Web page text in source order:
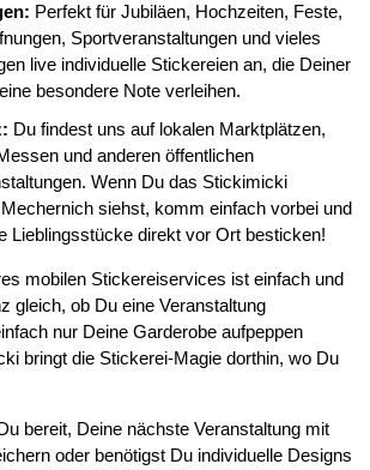
Perfekt für Jubiläen, Hochzeiten, Feste,
Sportveranstaltungen und vieles
live individuelle Stickereien an, die Deiner
besondere Note verleihen.
Du findest uns auf lokalen Marktplätzen,
und anderen öffentlichen
Wenn Du das Stickimicki
siehst, komm einfach vorbei und
Lieblingsstücke direkt vor Ort besticken!
mobilen Stickereiservices ist einfach und
gleich, ob Du eine Veranstaltung
nur Deine Garderobe aufpeppen
bringt die Stickerei-Magie dorthin, wo Du
bereit, Deine nächste Veranstaltung mit
oder benötigst Du individuelle Designs